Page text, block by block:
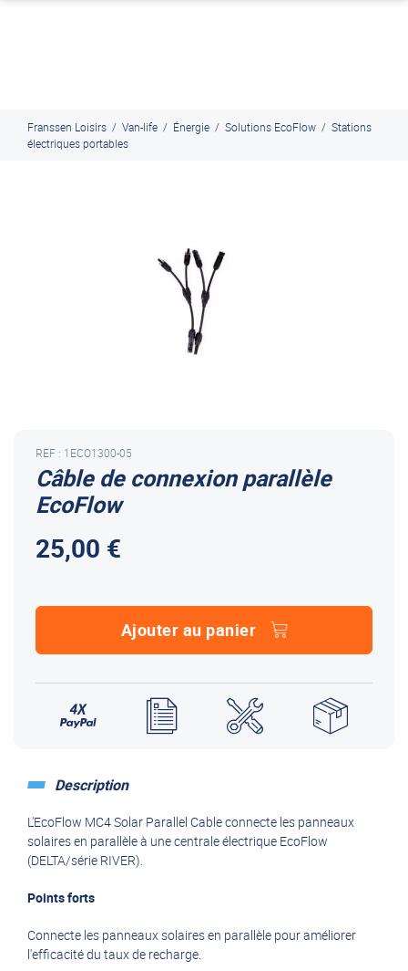
Franssen Loisirs / Van-life / Énergie / Solutions EcoFlow / Stations
électriques portables
Câble de connexion parallèle
EcoFlow
REF : 1ECO1300-05
25,00 €
Ajouter au panier
Description
L'EcoFlow MC4 Solar Parallel Cable connecte les panneaux
solaires en parallèle à une centrale électrique EcoFlow
(DELTA/série RIVER).
Points forts
Connecte les panneaux solaires en parallèle pour améliorer
l'efficacité du taux de recharge.